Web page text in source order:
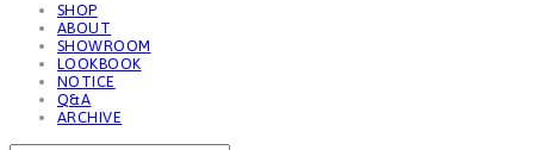
SHOP
ABOUT
SHOWROOM
LOOKBOOK
NOTICE
Q&A
ARCHIVE